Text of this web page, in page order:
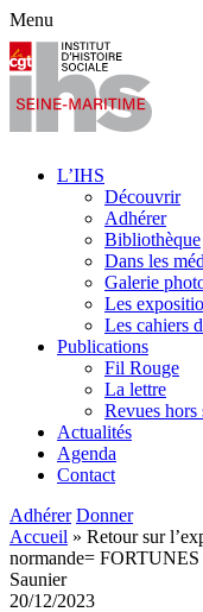
Menu
L’IHS
Découvrir
Adhérer
Bibliothèque
Dans les
Galerie
Les
Les cahiers
Publications
Fil Rouge
La lettre
Revues hors
Actualités
Agenda
Contact
Adhérer Donner
Accueil » Retour sur
normande=
Saunier
20/12/2023